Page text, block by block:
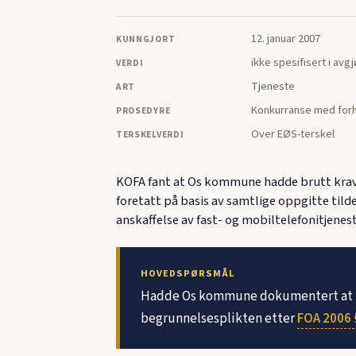
KUNNGJORT 12. januar 2007
VERDI ikke spesifisert i
ART Tjeneste
PROSEDYRE Konkurranse med
TERSKELVERDI Over EØS-terskel
KOFA fant at Os kommune hadde brutt
foretatt på basis av samtlige oppgitte
anskaffelse av fast- og
HOVEDSPØRSMÅL
Hadde Os kommune dokumentert
begrunnelsesplikten etterFOA